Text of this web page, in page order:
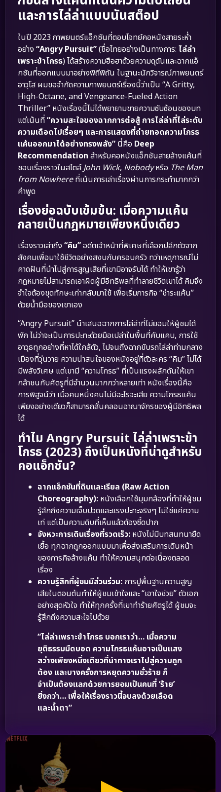
และการไล่ล่าแบบนันสต็อป
ในปี 2023 ภาพยนตร์แอ็กชันที่ตอบโจทย์คอหนังสายระห่ำ
อย่าง “Angry Pursuit”(ชื่อไทยอย่างเป็นทางการ: ไล่ล่า
เพราะข้าโกรธ) ได้สร้างความฮือฮาด้วยความดุดันและฉากแอ็
กชันที่ออกแบบมาอย่างพิถีพิถัน ในฐานะนักวิจารณ์ภาพยนตร์
อาวุโส ผมขอจำกัดความภาพยนตร์เรื่องนี้ว่าเป็น “A Gritty,
High-Octane, and Vengeance-Fueled Action
Thriller” หนังเรื่องนี้ไม่ได้พยายามขายความซับซ้อนของบท
แต่เน้นที่“ความสะใจของฉากการต่อสู้ การไล่ล่าที่ไล่ระดับ
ความเดือดไปเรื่อยๆ และการแสดงที่ถ่ายทอดความโกรธ
แค้นออกมาได้อย่างทรงพลัง” นี่คือ Deep
Recommendation สำหรับคอหนังแอ็กชันสายล้างแค้นที่
ชอบเรื่องราวในสไตล์ John Wick, Nobodyหรือ The Man
from Nowhereที่เน้นการเล่าเรื่องผ่านการกระทำมากกว่า
คำพูด
เรื่องย่อฉบับเข้มข้น: เมื่อความแค้น
กลายเป็นกฎหมายเพียงหนึ่งเดียว
เรื่องราวเล่าถึง “คิม”อดีตเจ้าหน้าที่พิเศษที่เลือกปลีกตัวจาก
สังคมเพื่อมาใช้ชีวิตอย่างสงบกับครอบครัว ทว่าเหตุการณ์ไม่
คาดฝันที่นำไปสู่การสูญเสียที่เขามิอาจรับได้ ทำให้เขารู้ว่า
กฎหมายไม่สามารถเอาผิดผู้มีอิทธิพลที่ทำลายชีวิตเขาได้ คิมจึง
จำใจต้องขุดทักษะเก่ากลับมาใช้ เพื่อเริ่มภารกิจ “ชำระแค้น”
ด้วยน้ำมือของเขาเอง
“Angry Pursuit” นำเสนอฉากการไล่ล่าที่ไม่ยอมให้ผู้ชมได้
พัก ไม่ว่าจะเป็นการปะทะด้วยมือเปล่าในพื้นที่คับแคบ, การใช้
อาวุธทุกอย่างที่หาได้ใกล้ตัว, ไปจนถึงฉากขับรถไล่ล่าท่ามกลาง
เมืองที่วุ่นวาย ความน่าสนใจของหนังอยู่ที่ตัวละคร “คิม” ไม่ได้
มีพลังวิเศษ แต่เขามี “ความโกรธ” ที่เป็นแรงผลักดันให้เขา
กล้าชนกับศัตรูที่มีจำนวนมากกว่าหลายเท่า หนังเรื่องนี้คือ
การพิสูจน์ว่า เมื่อคนหนึ่งคนไม่มีอะไรจะเสีย ความโกรธแค้น
เพียงอย่างเดียวก็สามารถสั่นคลอนอาณาจักรของผู้มีอิทธิพล
ได้
ทำไม Angry Pursuit ไล่ล่าเพราะข้า
โกรธ (2023) ถึงเป็นหนังที่น่าดูสำหรับ
คอแอ็กชัน?
ฉากแอ็กชันที่ดิบและเรียล (Raw Action
Choreography): หนังเลือกใช้มุมกล้องที่ทำให้ผู้ชม
รู้สึกถึงความเจ็บปวดและแรงปะทะจริงๆ ไม่ใช่แค่ความ
เท่ แต่เป็นความดิบที่เห็นแล้วต้องซี้ดปาก
จังหวะการเดินเรื่องที่รวดเร็ว: หนังไม่มีบทสนทนายืด
เยื้อ ทุกฉากถูกออกแบบมาเพื่อส่งเสริมการเดินหน้า
ของภารกิจล้างแค้น ทำให้ความสนุกต่อเนื่องตลอด
เรื่อง
ความรู้สึกที่ผู้ชมมีส่วนร่วม: การปูพื้นฐานความสูญ
เสียในตอนต้นทำให้ผู้ชมเข้าใจและ “เอาใจช่วย” ตัวเอก
อย่างสุดหัวใจ ทำให้ทุกครั้งที่เขาทำร้ายศัตรูได้ ผู้ชมจะ
รู้สึกถึงความสะใจไปด้วย
“ไล่ล่าเพราะข้าโกรธ บอกเราว่า… เมื่อความ
ยุติธรรมมืดบอด ความโกรธแค้นอาจเป็นแสง
สว่างเพียงหนึ่งเดียวที่นำทางเราไปสู่ความถูก
ต้อง และบางครั้งการหยุดความชั่วร้าย ก็
จำเป็นต้องแลกด้วยการยอมเป็นคนที่ ‘ร้าย’
ยิ่งกว่า… เพื่อให้เรื่องราวนี้จบลงด้วยเลือด
และน้ำตา”